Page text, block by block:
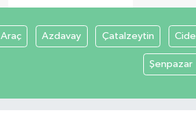
Araç Azdavay Çatalzeytin Cide
Şenpazar